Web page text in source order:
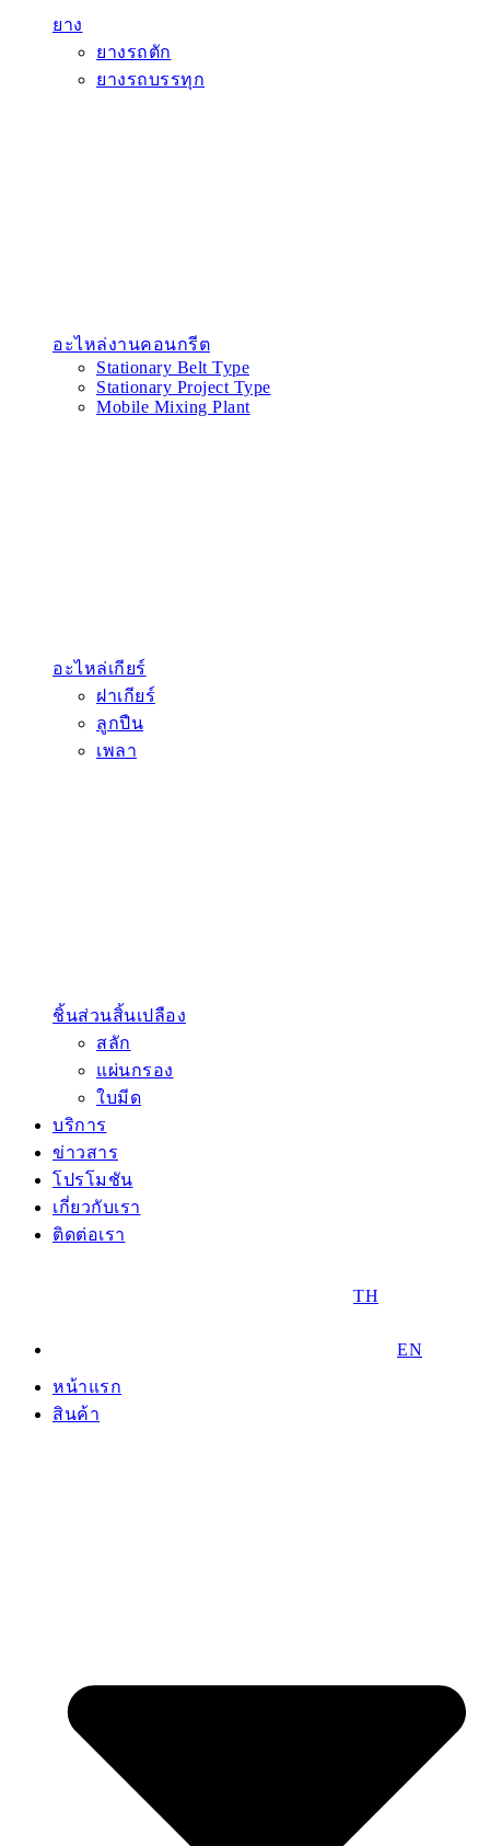
ยาง
ยางรถตัก
ยางรถบรรทุก
อะไหล่งานคอนกรีต
Stationary Belt Type
Stationary Project Type
Mobile Mixing Plant
อะไหล่เกียร์
ฝาเกียร์
ลูกปืน
เพลา
ชิ้นส่วนสิ้นเปลือง
สลัก
แผ่นกรอง
ใบมีด
บริการ
ข่าวสาร
โปรโมชัน
เกี่ยวกับเรา
ติดต่อเรา
TH
EN
หน้าแรก
สินค้า